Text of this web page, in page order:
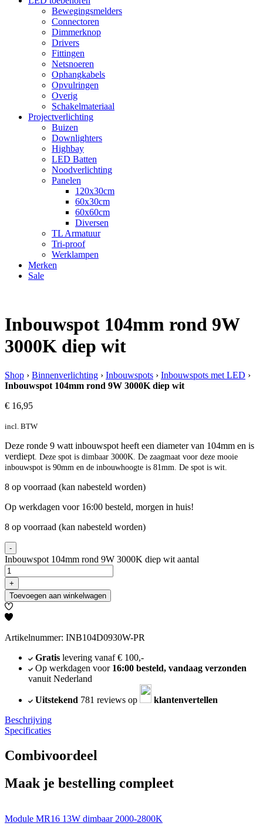
Bewegingsmelders
Connectoren
Dimmerknop
Drivers
Fittingen
Netsnoeren
Ophangkabels
Opvulringen
Overig
Schakelmateriaal
Projectverlichting
Buizen
Downlighters
Highbay
LED Batten
Noodverlichting
Panelen
120x30cm
60x30cm
60x60cm
Diversen
TL Armatuur
Tri-proof
Werklampen
Merken
Sale
Inbouwspot 104mm rond 9W
3000K diep wit
Shop › Binnenverlichting › Inbouwspots › Inbouwspots met LED ›
Inbouwspot 104mm rond 9W 3000K diep wit
€ 16,95
incl. BTW
Deze ronde 9 watt inbouwspot heeft een diameter van 104mm en is
verdiept . Deze spot is dimbaar 3000K. De zaagmaat voor deze mooie
inbouwspot is 90mm en de inbouwhoogte is 81mm. De spot is wit.
8 op voorraad (kan nabesteld worden)
Op werkdagen voor 16:00 besteld, morgen in huis!
8 op voorraad (kan nabesteld worden)
-
Inbouwspot 104mm rond 9W 3000K diep wit aantal
+
Toevoegen aan winkelwagen
Artikelnummer: INB104D0930W-PR
Gratislevering vanaf € 100,-
Op werkdagen voor 16:00 besteld, vandaag verzonden
vanuit Nederland
Uitstekend 781 reviews op
klantenvertellen
Beschrijving
Specificaties
Combivoordeel
Maak je bestelling compleet
Module MR16 13W dimbaar 2000-2800K